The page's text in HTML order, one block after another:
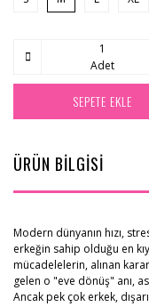
Adet
SEPETE EKLE
ÜRÜN BİLGİSİ
Modern dünyanın hızı,
erkeğin sahip olduğu en
mücadelelerin, alınan
gelen o "eve dönüş" anı,
Ancak pek çok erkek,